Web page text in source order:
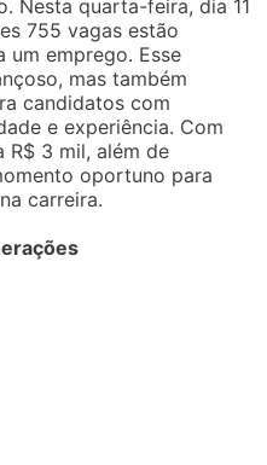
Nesta quarta-feira, dia 11
755 vagas estão
um emprego. Esse
mas também
candidatos com
e experiência. Com
R$ 3 mil, além de
oportuno para
carreira.